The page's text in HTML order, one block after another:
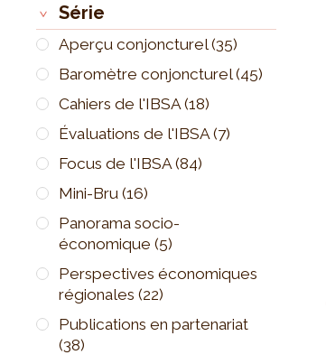
Série
Aperçu conjoncturel (35)
Baromètre conjoncturel (45)
Cahiers de l'IBSA (18)
Évaluations de l'IBSA (7)
Focus de l'IBSA (84)
Mini-Bru (16)
Panorama socio-
économique (5)
Perspectives économiques
régionales (22)
Publications en partenariat
(38)